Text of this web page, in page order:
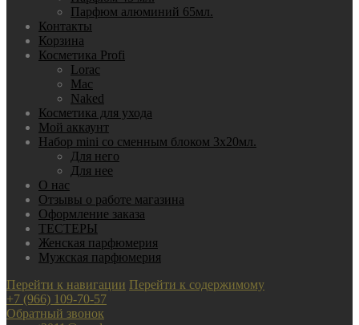
Парфюм алюминий 65мл.
Контакты
Корзина
Косметика Profi
Lorac
Mac
Nаked
Косметика для ухода
Мой аккаунт
Набор mini со сменным блоком 3х20мл.
Для него
Для нее
О нас
Отзывы о работе магазина
Оформление заказа
ТЕСТЕРЫ
Женская парфюмерия
Мужская парфюмерия
Перейти к навигации Перейти к содержимому
+7 (966) 109-70-57
Обратный звонок